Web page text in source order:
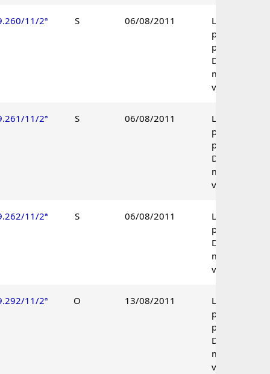
11/2ª S 06/08/2011
Lançamento
parcialmente
procedente.
Decisão por
maioria de
votos.
11/2ª S 06/08/2011
Lançamento
parcialmente
procedente.
Decisão por
maioria de
votos.
11/2ª S 06/08/2011
Lançamento
procedente.
Decisão por
maioria de
votos.
11/2ª O 13/08/2011
Lançamento
parcialmente
procedente.
Decisão por
maioria de
votos.